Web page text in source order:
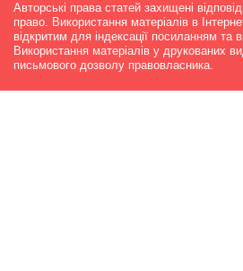
Авторські права статей захищені
право. Використання матеріалів в
відкритим для індексації посиланням та
Використання матеріалів у друкованих
письмового дозволу правовласника.